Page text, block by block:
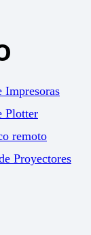
Impresoras
Plotter
remoto
Proyectores